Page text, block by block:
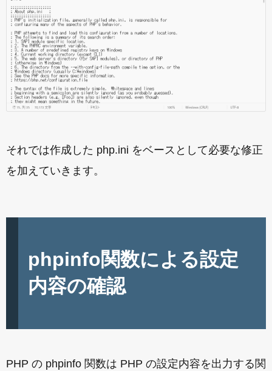
それでは作成した php.ini をベースとして必要な修正
を加えていきます。
phpinfo関数による設定
内容の確認
PHP の phpinfo 関数は PHP の設定内容を出力する関